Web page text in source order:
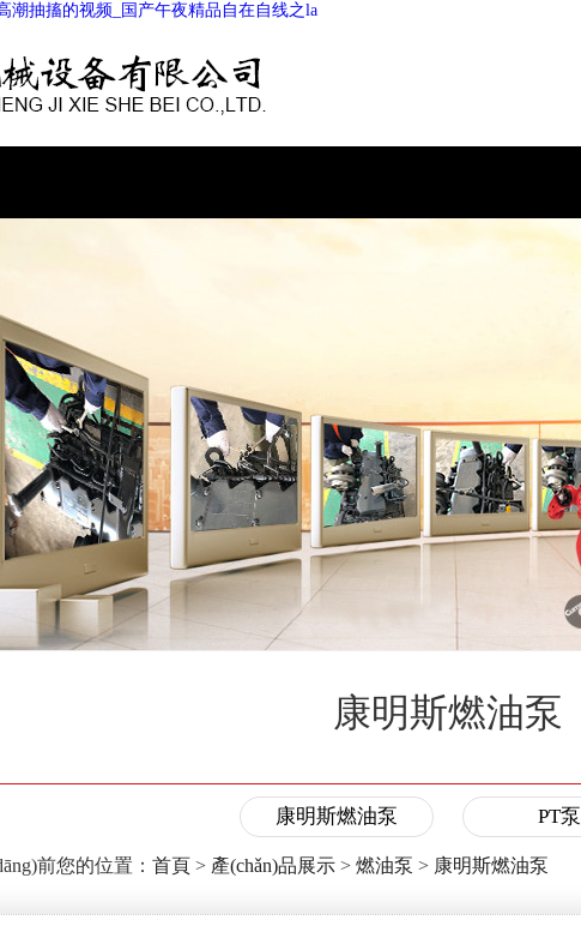
潮抽搐的视频_国产午夜精品自在自线之la
康明斯燃油泵
康明斯燃油泵 PT泵
前您的位置： 首頁 > 產(chǎn)品展示 > 燃油泵 > 康明斯燃油泵